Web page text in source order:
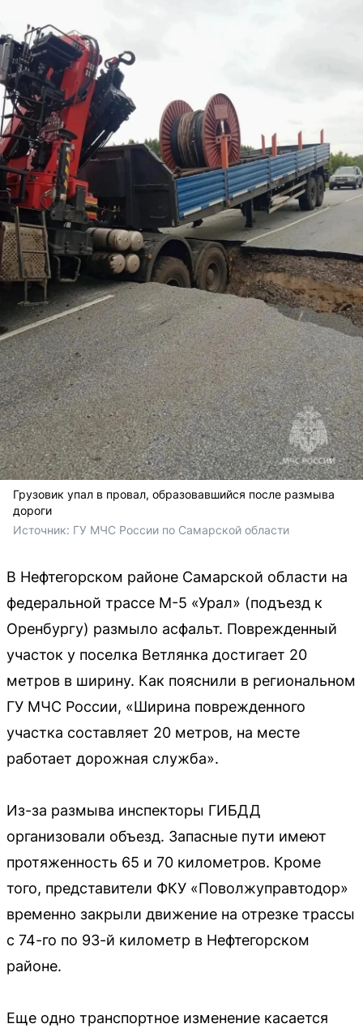
Грузовик упал в провал, образовавшийся после размыва
дороги
Источник: ГУ МЧС России по Самарской области
В Нефтегорском районе Самарской области на
федеральной трассе М-5 «Урал» (подъезд к
Оренбургу) размыло асфальт. Поврежденный
участок у поселка Ветлянка достигает 20
метров в ширину. Как пояснили в региональном
ГУ МЧС России, «Ширина поврежденного
участка составляет 20 метров, на месте
работает дорожная служба».
Из-за размыва инспекторы ГИБДД
организовали объезд. Запасные пути имеют
протяженность 65 и 70 километров. Кроме
того, представители ФКУ «Поволжуправтодор»
временно закрыли движение на отрезке трассы
с 74-го по 93-й километр в Нефтегорском
районе.
Еще одно транспортное изменение касается